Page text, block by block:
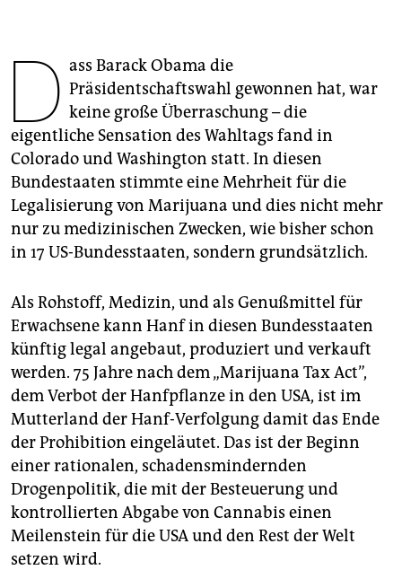
genossenschaft
epaper login
D ass Barack Obama die
Präsidentschaftswahl gewonnen hat, war
keine große Überraschung – die
eigentliche Sensation des Wahltags fand in
Colorado und Washington statt. In diesen
Bundestaaten stimmte eine Mehrheit für die
Legalisierung von Marijuana und dies nicht mehr
nur zu medizinischen Zwecken, wie bisher schon
in 17 US-Bundesstaaten, sondern grundsätzlich.
Als Rohstoff, Medizin, und als Genußmittel für
Erwachsene kann Hanf in diesen Bundesstaaten
künftig legal angebaut, produziert und verkauft
werden. 75 Jahre nach dem „Marijuana Tax Act”,
dem Verbot der Hanfpflanze in den USA, ist im
Mutterland der Hanf-Verfolgung damit das Ende
der Prohibition eingeläutet. Das ist der Beginn
einer rationalen, schadensmindernden
Drogenpolitik, die mit der Besteuerung und
kontrollierten Abgabe von Cannabis einen
Meilenstein für die USA und den Rest der Welt
setzen wird.